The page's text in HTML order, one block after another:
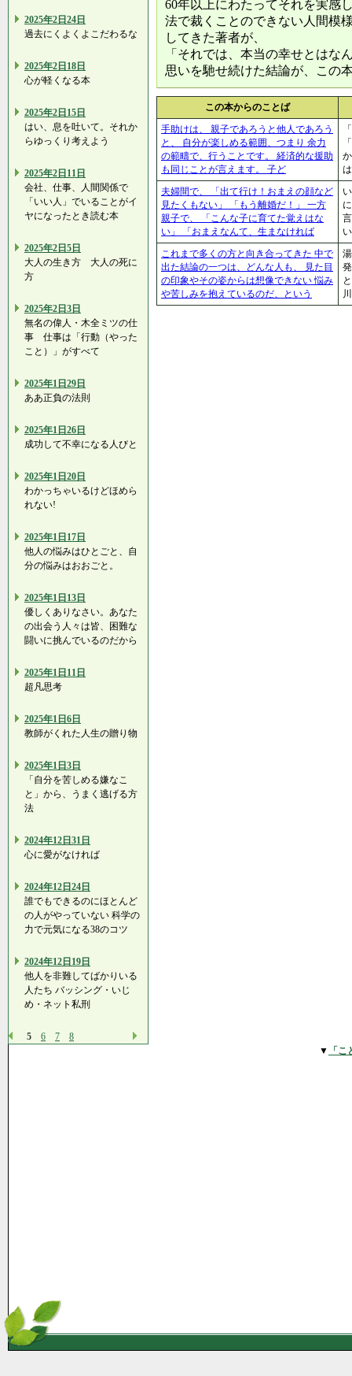
2025年2日24日
過去にくよくよこだわるな
2025年2日18日
心が軽くなる本
2025年2日15日
はい、息を吐いて。それか
らゆっくり考えよう
2025年2日11日
会社、仕事、人間関係で
「いい人」でいることがイ
ヤになったとき読む本
2025年2日5日
大人の生き方 大人の死に
方
2025年2日3日
無名の偉人・木全ミツの仕
事 仕事は「行動（やった
こと）」がすべて
2025年1日29日
ああ正負の法則
2025年1日26日
成功して不幸になる人びと
2025年1日20日
わかっちゃいるけどほめら
れない!
2025年1日17日
他人の悩みはひとごと、自
分の悩みはおおごと。
2025年1日13日
優しくありなさい。あなた
の出会う人々は皆、困難な
闘いに挑んでいるのだから
2025年1日11日
超凡思考
2025年1日6日
教師がくれた人生の贈り物
2025年1日3日
「自分を苦しめる嫌なこ
と」から、うまく逃げる方
法
2024年12日31日
心に愛がなければ
2024年12日24日
誰でもできるのにほとんど
の人がやっていない 科学の
力で元気になる38のコツ
2024年12日19日
他人を非難してばかりいる
人たち バッシング・いじ
め・ネット私刑
5 6 7 8
60年以上にわたってそれを実感
法で裁くことのできない人間模
してきた著者が、
「それでは、本当の幸せとはな
思いを馳せ続けた結論が、この
この本からのことば
手助けは、 親子であろうと他人であろう
と、 自分が楽しめる範囲、つまり 余力
の範疇で、行うことです。 経済的な援助
も同じことが言えます。 子ど
夫婦間で、 「出て行け！おまえの顔など
見たくもない」 「もう離婚だ！」 一方
親子で、 「こんな子に育てた覚えはな
い」 「おまえなんて、生まなければ
これまで多くの方と向き合ってきた 中で
出た結論の一つは、どんな人も、 見た目
の印象やその姿からは想像できない 悩み
や苦しみを抱えているのだ、という
▼ 「